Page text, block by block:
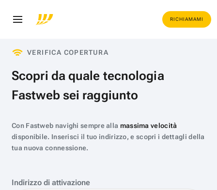
RICHIAMAMI